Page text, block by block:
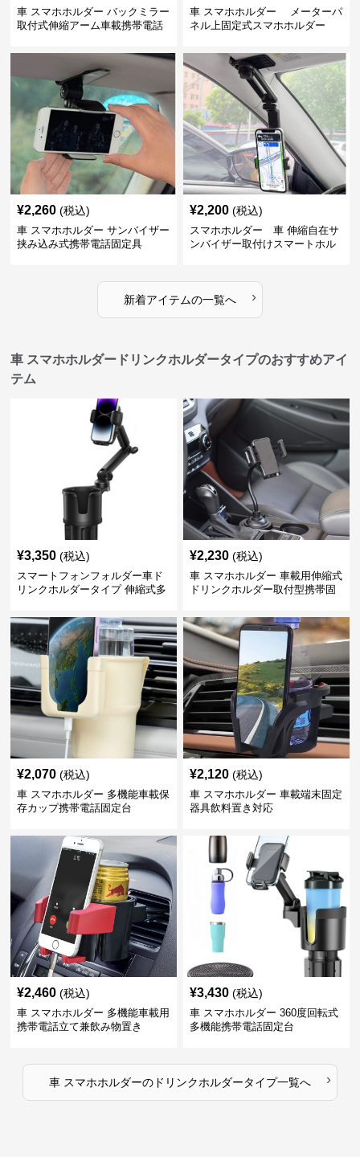
車 スマホホルダー バックミラー
取付式伸縮アーム車載携帯電話
車 スマホホルダー メーターパ
ネル上固定式スマホホルダー
¥2,260 (税込)
車 スマホホルダー サンバイザー
挟み込み式携帯電話固定具
¥2,200 (税込)
スマホホルダー 車 伸縮自在サ
ンバイザー取付けスマートホル
新着アイテムの一覧へ ›
車 スマホホルダードリンクホルダータイプのおすすめアイ
テム
¥3,350 (税込)
スマートフォンフォルダー車ド
リンクホルダータイプ 伸縮式多
¥2,230 (税込)
車 スマホホルダー 車載用伸縮式
ドリンクホルダー取付型携帯固
¥2,070 (税込)
車 スマホホルダー 多機能車載保
存カップ携帯電話固定台
¥2,120 (税込)
車 スマホホルダー 車載端末固定
器具飲料置き対応
¥2,460 (税込)
車 スマホホルダー 多機能車載用
携帯電話立て兼飲み物置き
¥3,430 (税込)
車 スマホホルダー 360度回転式
多機能携帯電話固定台
車 スマホホルダーのドリンクホルダータイプ一覧へ ›